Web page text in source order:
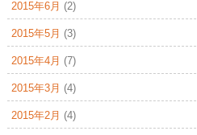
2015年6月 (2)
2015年5月 (3)
2015年4月 (7)
2015年3月 (4)
2015年2月 (4)